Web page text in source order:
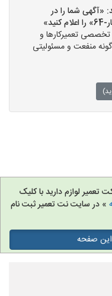
«آگهی شما را در
تعمیرکارها و
منفعت و مسئولیتی
لوازم دارید با کلیک
» در سایت نت تعمیر ثبت نام
این صفحه